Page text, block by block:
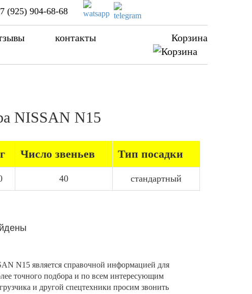
(925) 904-68-68
контакты Корзина
NISSAN N15
Число звеньев Тип посадки
40 стандартный
N15 является справочной информацией для
точного подбора и по всем интересующим
и другой спецтехники просим звонить